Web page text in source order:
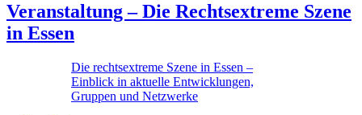
Veranstaltung – Die Rechtsextreme Szene
in Essen
Die rechtsextreme Szene in Essen –
Einblick in aktuelle Entwicklungen,
Gruppen und Netzwerke